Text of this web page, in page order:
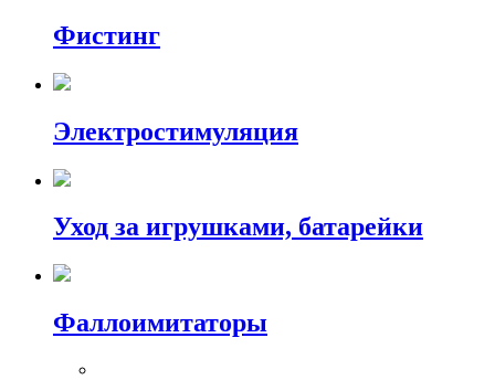
Фистинг
Электростимуляция
Уход за игрушками, батарейки
Фаллоимитаторы